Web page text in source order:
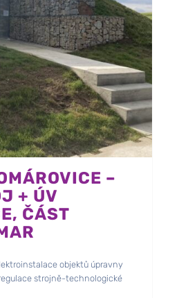
–
+ ÚV
ČÁST
objektů úpravny
strojně-technologické